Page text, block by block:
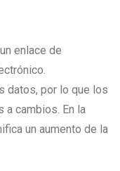
enlace de
datos, por lo que los
a cambios. En la
un aumento de la